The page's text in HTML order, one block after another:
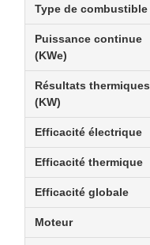
Type de combustible
Puissance continue
(KWe)
Résultats thermiques
(KW)
Efficacité électrique
Efficacité thermique
Efficacité globale
Moteur